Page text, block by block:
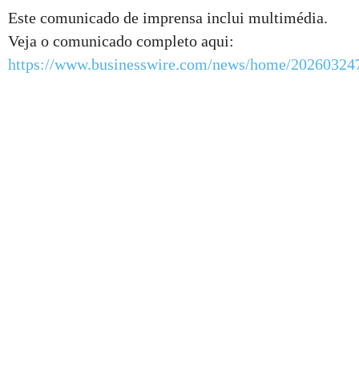
Este comunicado de imprensa inclui multimédia.
Veja o comunicado completo aqui:
https://www.businesswire.com/news/home/